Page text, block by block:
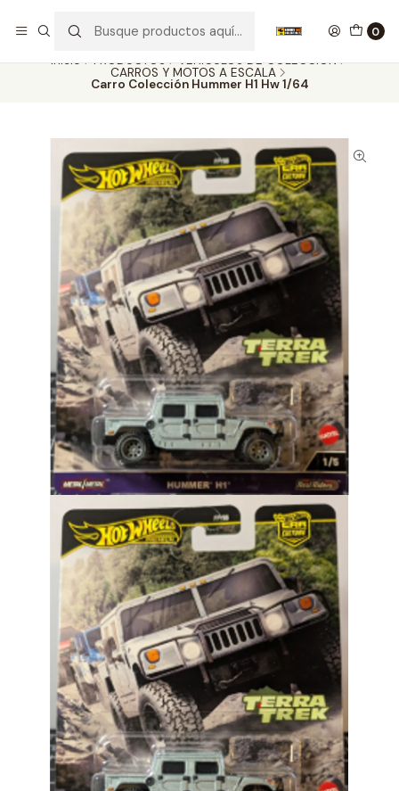
0
Inicio PRODUCTOS
VEHÍCULOS DE COLECCIÓN
CARROS Y MOTOS A ESCALA
Carro Colección Hummer H1 Hw 1/64